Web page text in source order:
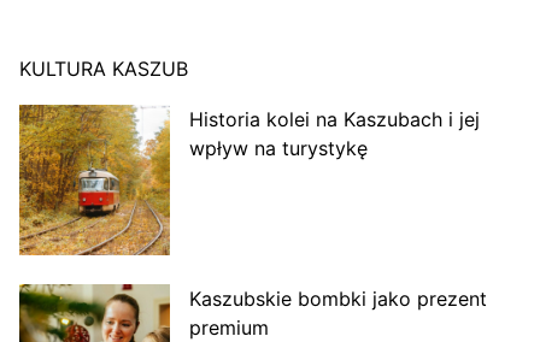
KULTURA KASZUB
Historia kolei na Kaszubach i jej
wpływ na turystykę
Kaszubskie bombki jako prezent
premium